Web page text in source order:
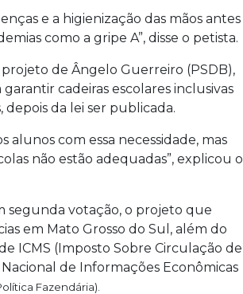
e a higienização das mãos antes
como a gripe A”, disse o petista.
projeto de Ângelo Guerreiro (PSDB),
cadeiras escolares inclusivas
da lei ser publicada.
alunos com essa necessidade, mas
não estão adequadas”, explicou o
segunda votação, o projeto que
em Mato Grosso do Sul, além do
ICMS (Imposto Sobre Circulação de
de Informações Econômicas
Fazendária).